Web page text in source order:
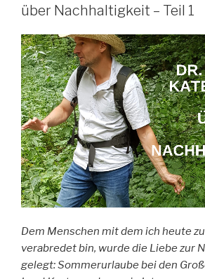
über Nachhaltigkeit – Teil 1
Dem Menschen mit dem ich heute
verabredet bin, wurde die Liebe zur
gelegt: Sommerurlaube bei den